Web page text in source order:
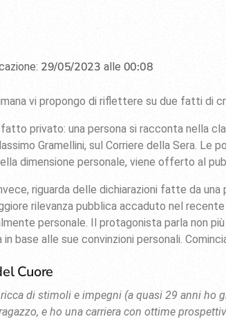
29/05/2023 alle 00:08
vi propongo di riflettere su due fatti di
privato: una persona si racconta nella
Gramellini, sul Corriere della Sera. Le
dimensione personale, viene offerto al
riguarda delle dichiarazioni fatte da
rilevanza pubblica accaduto nel
personale. Il protagonista parla non
in base alle sue convinzioni personali.
Cuore
ricca di stimoli e impegni (a quasi 29 anni ho
e ho una carriera con ottime